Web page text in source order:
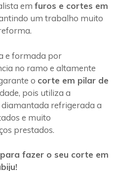
em furos e cortes em
um trabalho muito
e formada por
no ramo e altamente
o corte em pilar de
pois utiliza a
refrigerada a
e muito
prestados.
fazer o seu corte em